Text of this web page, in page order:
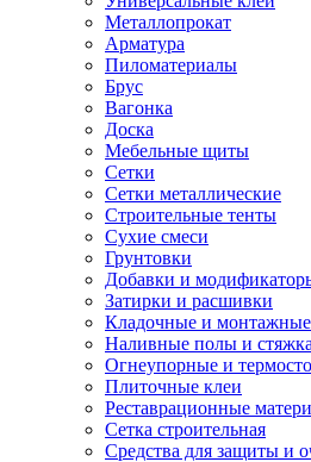
Металлопрокат
Арматура
Пиломатериалы
Брус
Вагонка
Доска
Мебельные щиты
Сетки
Сетки металлические
Строительные тенты
Сухие смеси
Грунтовки
Добавки и
Затирки и расшивки
Кладочные и монтажные
Наливные полы и стяжка
Огнеупорные и
Плиточные клеи
Реставрационные
Сетка строительная
Средства для защиты и